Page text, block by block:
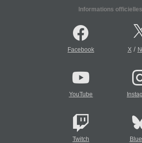
Informations officielles
Facebook X/
YouTube
Twitch